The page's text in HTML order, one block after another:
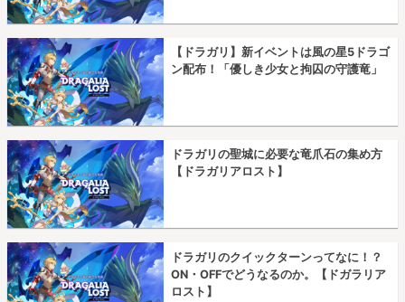
【ドラガリ】新イベントは風の星5ドラゴ
ン配布！「優しき少女と拘囚の守護竜」
ドラガリの聖城に必要な竜爪石の集め方
【ドラガリアロスト】
ドラガリのクイックターンってなに！？
ON・OFFでどうなるのか。【ドガラリア
ロスト】